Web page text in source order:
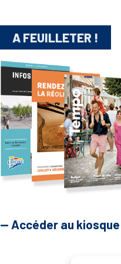
A FEUILLETER !
— Accéder au kiosque